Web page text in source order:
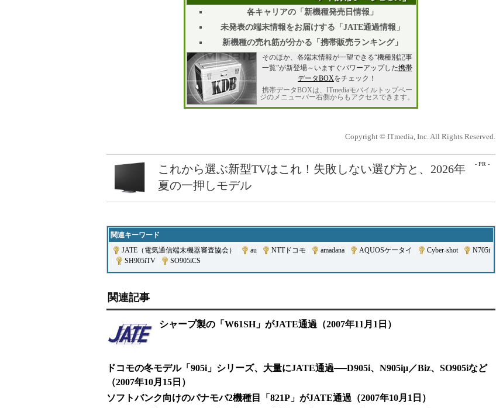
各キャリアの「新機種発売日情報」
未発表の端末情報をお届けする「JATE通過情報」
新機種の売れ筋が分かる「携帯販売ランキング」
そのほか、各端末情報が一望できる“機種別記事
一覧”が新登場～いますぐパワーアップした携帯
データBOXをチェック！
携帯データBOXは、ITmediaモバイルトップペー
ジのメニューバー右側からもアクセスできます。
Copyright © ITmedia, Inc. All Rights Reserved.
- PR -
これから選ぶ新型TVはこれ！失敗しない選び方と、2026年
夏の一押しモデル
関連キーワード
JATE（電気通信端末機器審査協会）
au NTTドコモ amadana AQUOSケータイ Cyber-shot|
N705i
SH905iTV SO905iCS
関連記事
シャープ製の「W61SH」がJATE通過（2007年11月1日）
ドコモの冬モデル「905i」シリーズ、大量にJATE通過──D905i、N905iμ／Biz、SO905iなど
（2007年10月15日）
ソフトバンク向けのパナモバ2機種目「821P」がJATE通過（2007年10月1日）